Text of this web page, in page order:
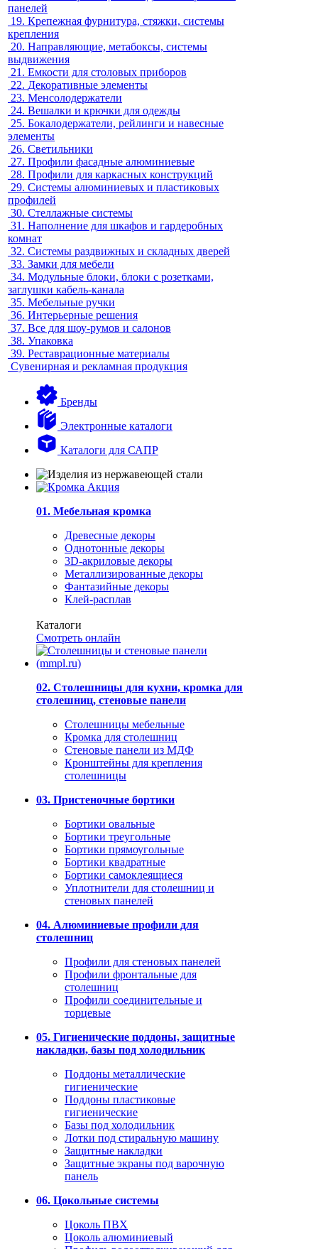
панелей
19. Крепежная фурнитура, стяжки, системы
крепления
20. Направляющие, метабоксы, системы
выдвижения
21. Емкости для столовых приборов
22. Декоративные элементы
23. Менсолодержатели
24. Вешалки и крючки для одежды
25. Бокалодержатели, рейлинги и навесные
элементы
26. Светильники
27. Профили фасадные алюминиевые
28. Профили для каркасных конструкций
29. Системы алюминиевых и пластиковых
профилей
30. Стеллажные системы
31. Наполнение для шкафов и гардеробных
комнат
32. Системы раздвижных и складных дверей
33. Замки для мебели
34. Модульные блоки, блоки с розетками,
заглушки кабель-канала
35. Мебельные ручки
36. Интерьерные решения
37. Все для шоу-румов и салонов
38. Упаковка
39. Реставрационные материалы
Сувенирная и рекламная продукция
Бренды
Электронные каталоги
Каталоги для САПР
01. Мебельная кромка
Древесные декоры
Однотонные декоры
3D-акриловые декоры
Металлизированные декоры
Фантазийные декоры
Клей-расплав
Каталоги
Смотреть онлайн
02. Столешницы для кухни, кромка для
столешниц, стеновые панели
Столешницы мебельные
Кромка для столешниц
Стеновые панели из МДФ
Кронштейны для крепления
столешницы
03. Пристеночные бортики
Бортики овальные
Бортики треугольные
Бортики прямоугольные
Бортики квадратные
Бортики самоклеящиеся
Уплотнители для столешниц и
стеновых панелей
04. Алюминиевые профили для
столешниц
Профили для стеновых панелей
Профили фронтальные для
столешниц
Профили соединительные и
торцевые
05. Гигиенические поддоны, защитные
накладки, базы под холодильник
Поддоны металлические
гигиенические
Поддоны пластиковые
гигиенические
Базы под холодильник
Лотки под стиральную машину
Защитные накладки
Защитные экраны под варочную
панель
06. Цокольные системы
Цоколь ПВХ
Цоколь алюминиевый